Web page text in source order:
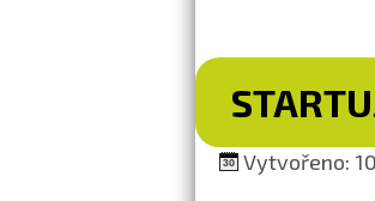
Vytvořeno: